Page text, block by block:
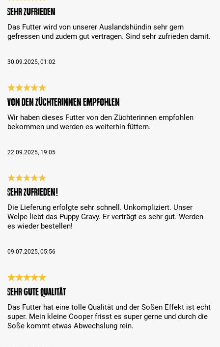
Recenzja z oceną 5 spośród 5 gwiazdek
Sehr zufrieden
Das Futter wird von unserer Auslandshündin sehr gern
gefressen und zudem gut vertragen. Sind sehr zufrieden damit.
30.09.2025, 01:02
Recenzja z oceną 5 spośród 5 gwiazdek
Von den Züchterinnen empfohlen
Wir haben dieses Futter von den Züchterinnen empfohlen
bekommen und werden es weiterhin füttern.
22.09.2025, 19:05
Recenzja z oceną 5 spośród 5 gwiazdek
Sehr zufrieden!
Die Lieferung erfolgte sehr schnell. Unkompliziert. Unser
Welpe liebt das Puppy Gravy. Er verträgt es sehr gut. Werden
es wieder bestellen!
09.07.2025, 05:56
Recenzja z oceną 5 spośród 5 gwiazdek
Sehr gute Qualität
Das Futter hat eine tolle Qualität und der Soßen Effekt ist echt
super. Mein kleine Cooper frisst es super gerne und durch die
Soße kommt etwas Abwechslung rein.